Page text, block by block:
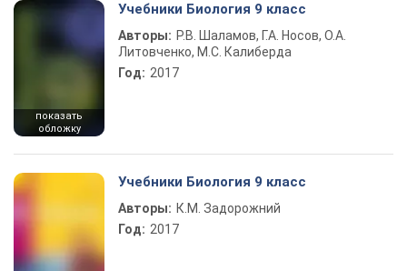
показать
обложку
Учебники Биология 9 класс
Авторы: Р.В. Шаламов, Г.А. Носов, О.А.
Литовченко, М.С. Калиберда
Год: 2017
Учебники Биология 9 класс
Авторы: К.М. Задорожний
Год: 2017